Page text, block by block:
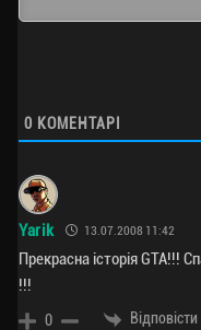
0 КОМЕНТАРІ
Yarik 13.07.2008 11:42
Прекрасна історія GTA!!!
!!!
0 Відповісти